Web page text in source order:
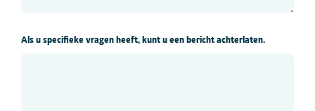
Als u specifieke vragen heeft, kunt u een bericht achterlaten.